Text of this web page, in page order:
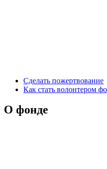
Сделать пожертвование
Как стать волонтером
О фонде